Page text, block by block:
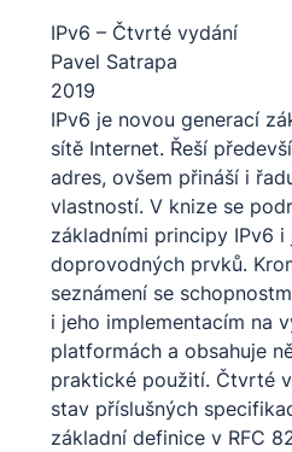
IPv6 –⁠⁠⁠⁠⁠⁠⁠⁠⁠⁠⁠⁠⁠⁠⁠ Čtvrté vydání
Pavel Satrapa
2019
IPv6 je novou generací
sítě Internet. Řeší
adres, ovšem přináší i
vlastností. V knize se
základními principy IPv6
doprovodných prvků.
seznámení se
i jeho implementacím na
platformách a obsahuje
praktické použití. Čtvrté
stav příslušných
základní definice v RFC